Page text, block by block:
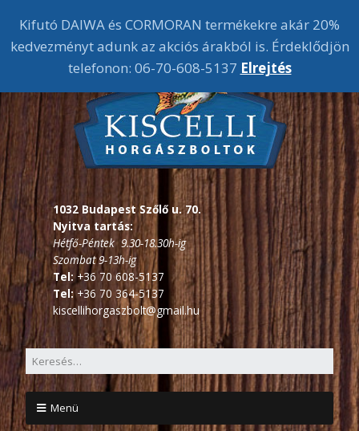
1032 Budapest Szőlő u. 70.
Nyitva tartás:
Hétfő-Péntek 9.30-18.30h-ig
Szombat 9-13h-ig
Tel:+36 70 608-5137
Tel: +36 70 364-5137
kiscellihorgaszbolt@gmail.hu
Menü
Kifutó DAIWA és CORMORAN termékekre akár 20%
kedvezményt adunk az akciós árakból is. Érdeklődjön
telefonon: 06-70-608-5137 Elrejtés